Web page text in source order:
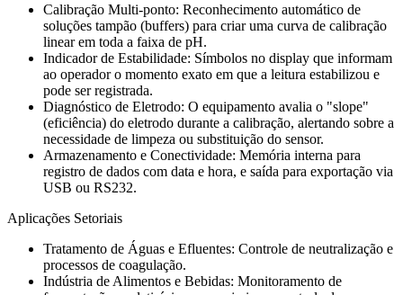
Calibração Multi-ponto: Reconhecimento automático de
soluções tampão (buffers) para criar uma curva de calibração
linear em toda a faixa de pH.
Indicador de Estabilidade: Símbolos no display que informam
ao operador o momento exato em que a leitura estabilizou e
pode ser registrada.
Diagnóstico de Eletrodo: O equipamento avalia o "slope"
(eficiência) do eletrodo durante a calibração, alertando sobre a
necessidade de limpeza ou substituição do sensor.
Armazenamento e Conectividade: Memória interna para
registro de dados com data e hora, e saída para exportação via
USB ou RS232.
Aplicações Setoriais
Tratamento de Águas e Efluentes: Controle de neutralização e
processos de coagulação.
Indústria de Alimentos e Bebidas: Monitoramento de